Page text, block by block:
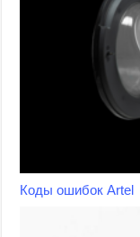
Коды ошибок Artel